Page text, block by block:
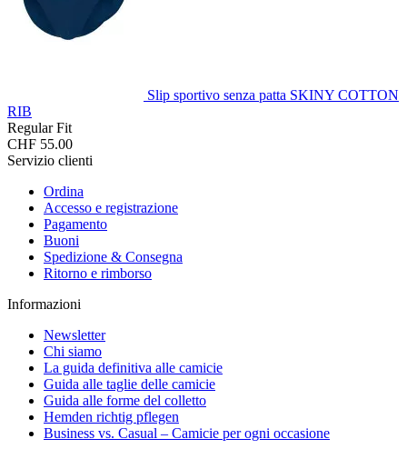
Slip sportivo senza patta SKINY COTTON
RIB
Regular Fit
CHF 55.00
Servizio clienti
Ordina
Accesso e registrazione
Pagamento
Buoni
Spedizione & Consegna
Ritorno e rimborso
Informazioni
Newsletter
Chi siamo
La guida definitiva alle camicie
Guida alle taglie delle camicie
Guida alle forme del colletto
Hemden richtig pflegen
Business vs. Casual – Camicie per ogni occasione